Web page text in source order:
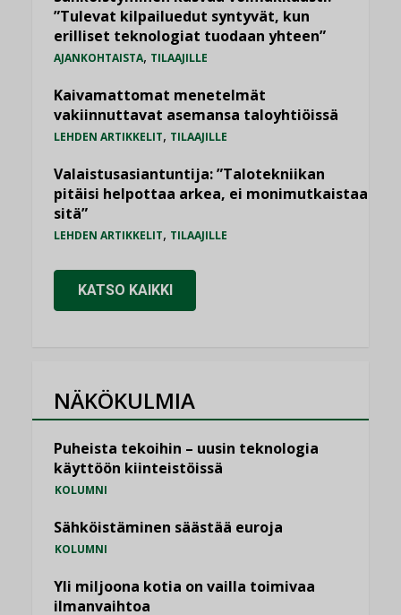
”Tulevat kilpailuedut syntyvät, kun
erilliset teknologiat tuodaan yhteen”
AJANKOHTAISTA, TILAAJILLE
Kaivamattomat menetelmät
vakiinnuttavat asemansa taloyhtiöissä
LEHDEN ARTIKKELIT, TILAAJILLE
Valaistusasiantuntija: ”Talotekniikan
pitäisi helpottaa arkea, ei monimutkaistaa
sitä”
LEHDEN ARTIKKELIT, TILAAJILLE
KATSO KAIKKI
NÄKÖKULMIA
Puheista tekoihin – uusin teknologia
käyttöön kiinteistöissä
KOLUMNI
Sähköistäminen säästää euroja
KOLUMNI
Yli miljoona kotia on vailla toimivaa
ilmanvaihtoa